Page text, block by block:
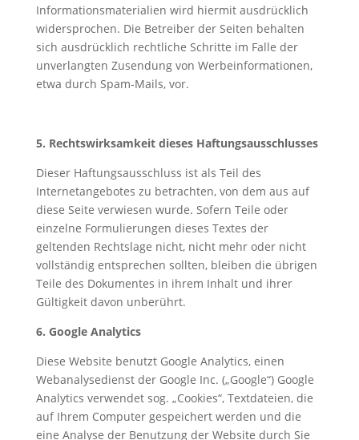
Informationsmaterialien wird hiermit ausdrücklich
widersprochen. Die Betreiber der Seiten behalten
sich ausdrücklich rechtliche Schritte im Falle der
unverlangten Zusendung von Werbeinformationen,
etwa durch Spam-Mails, vor.
5. Rechtswirksamkeit dieses Haftungsausschlusses
Dieser Haftungsausschluss ist als Teil des
Internetangebotes zu betrachten, von dem aus auf
diese Seite verwiesen wurde. Sofern Teile oder
einzelne Formulierungen dieses Textes der
geltenden Rechtslage nicht, nicht mehr oder nicht
vollständig entsprechen sollten, bleiben die übrigen
Teile des Dokumentes in ihrem Inhalt und ihrer
Gültigkeit davon unberührt.
6. Google Analytics
Diese Website benutzt Google Analytics, einen
Webanalysedienst der Google Inc. („Google“) Google
Analytics verwendet sog. „Cookies“, Textdateien, die
auf Ihrem Computer gespeichert werden und die
eine Analyse der Benutzung der Website durch Sie